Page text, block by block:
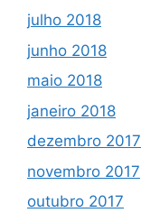
julho 2018
junho 2018
maio 2018
janeiro 2018
dezembro 2017
novembro 2017
outubro 2017